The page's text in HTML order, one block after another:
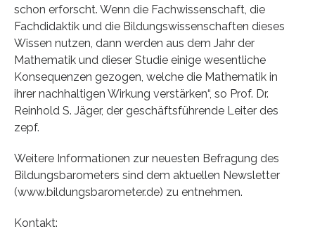
schon erforscht. Wenn die Fachwissenschaft, die
Fachdidaktik und die Bildungswissenschaften dieses
Wissen nutzen, dann werden aus dem Jahr der
Mathematik und dieser Studie einige wesentliche
Konsequenzen gezogen, welche die Mathematik in
ihrer nachhaltigen Wirkung verstärken“, so Prof. Dr.
Reinhold S. Jäger, der geschäftsführende Leiter des
zepf.
Weitere Informationen zur neuesten Befragung des
Bildungsbarometers sind dem aktuellen Newsletter
(www.bildungsbarometer.de) zu entnehmen.
Kontakt: